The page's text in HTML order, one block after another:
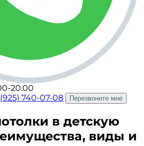
20.00
740-07-08 Перезвоните мне
в детскую
виды и